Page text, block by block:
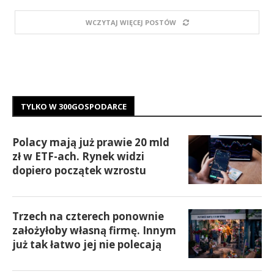
WCZYTAJ WIĘCEJ POSTÓW
TYLKO W 300GOSPODARCE
Polacy mają już prawie 20 mld
zł w ETF-ach. Rynek widzi
dopiero początek wzrostu
Trzech na czterech ponownie
założyłoby własną firmę. Innym
już tak łatwo jej nie polecają